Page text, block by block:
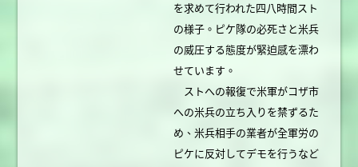
を求めて行われた四八時間スト
の様子。ピケ隊の必死さと米兵
の威圧する態度が緊迫感を漂わ
せています。
ストへの報復で米軍がコザ市
への米兵の立ち入りを禁ずるた
め、米兵相手の業者が全軍労の
ピケに反対してデモを行うなど